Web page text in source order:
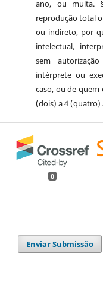
ano, ou multa.
reprodução total
ou indireto, por
intelectual,
sem
intérprete ou
caso, ou de quem
(dois) a 4 (quatro)
0
Enviar Submissão